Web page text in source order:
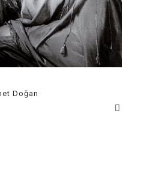
$0.00